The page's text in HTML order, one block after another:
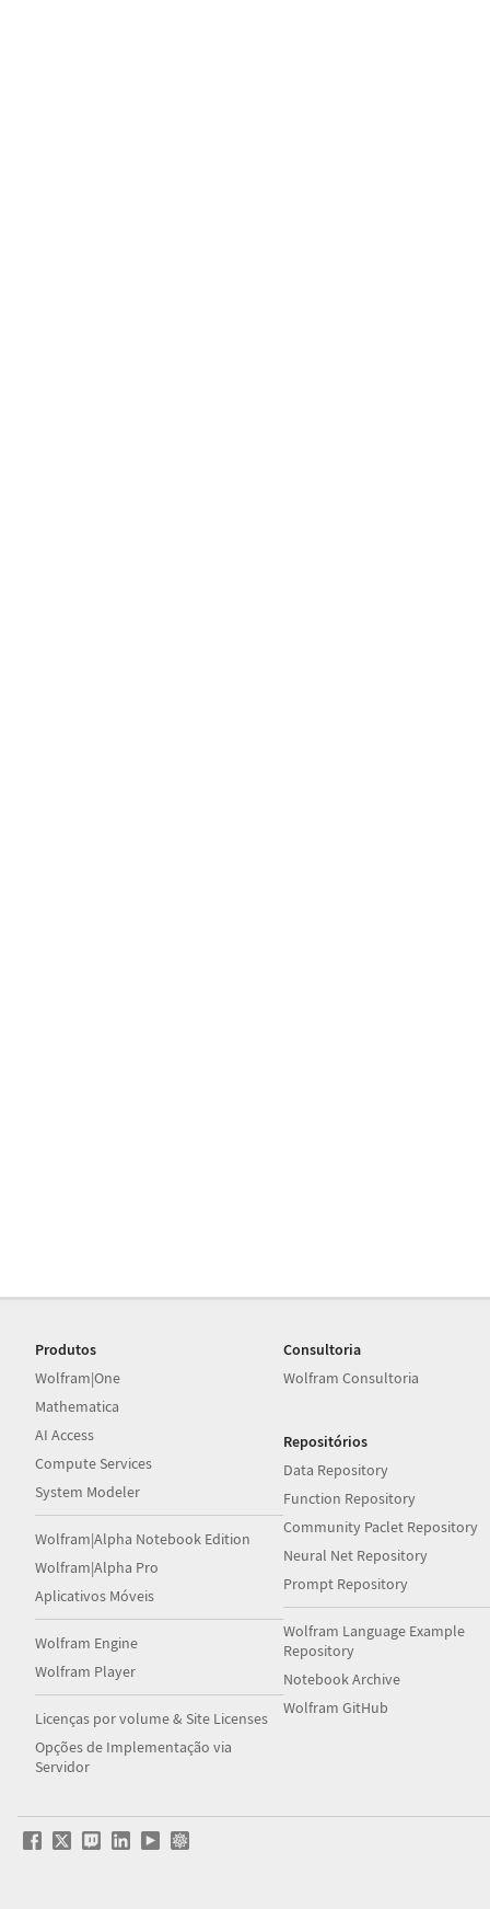
Produtos
Wolfram|One
Mathematica
AI Access
Compute Services
System Modeler
Wolfram|Alpha Notebook Edition
Wolfram|Alpha Pro
Aplicativos Móveis
Wolfram Engine
Wolfram Player
Licenças por volume & Site Licenses
Opções de Implementação via
Servidor
Consultoria
Wolfram Consultoria
Repositórios
Data Repository
Function Repository
Community Paclet Repository
Neural Net Repository
Prompt Repository
Wolfram Language Example
Repository
Notebook Archive
Wolfram GitHub